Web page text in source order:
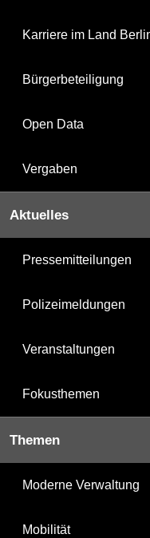
Karriere im Land
Bürgerbeteiligung
Open Data
Vergaben
Aktuelles
Pressemitteilungen
Polizeimeldungen
Veranstaltungen
Fokusthemen
Themen
Moderne Verwaltung
Mobilität